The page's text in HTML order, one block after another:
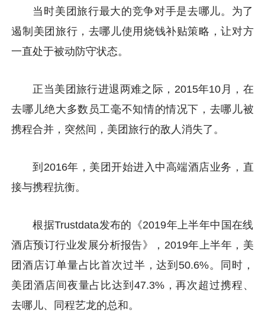
当时美团旅行最大的竞争对手是去哪儿。为了
遏制美团旅行，去哪儿使用烧钱补贴策略，让对方
一直处于被动防守状态。
正当美团旅行进退两难之际，2015年10月，在
去哪儿绝大多数员工毫不知情的情况下，去哪儿被
携程合并，突然间，美团旅行的敌人消失了。
到2016年，美团开始进入中高端酒店业务，直
接与携程抗衡。
根据Trustdata发布的《2019年上半年中国在线
酒店预订行业发展分析报告》，2019年上半年，美
团酒店订单量占比首次过半，达到50.6%。同时，
美团酒店间夜量占比达到47.3%，再次超过携程、
去哪儿、同程艺龙的总和。